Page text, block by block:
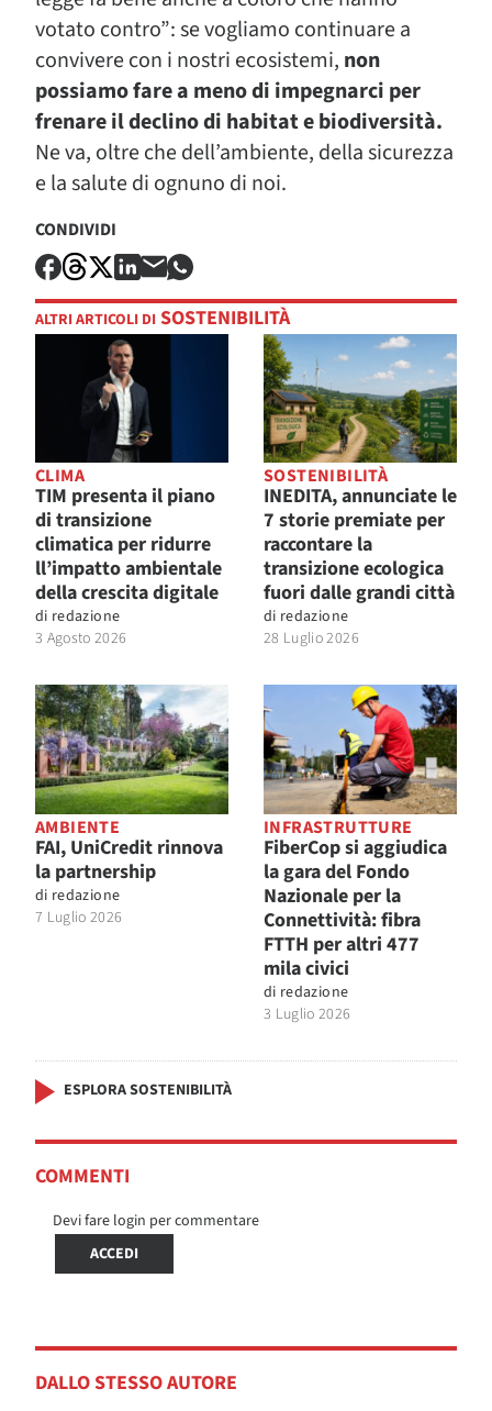
votato contro”: se vogliamo continuare a
convivere con i nostri ecosistemi, non
possiamo fare a meno di impegnarci per
frenare il declino di habitat e biodiversità.
Ne va, oltre che dell’ambiente, della sicurezza
e la salute di ognuno di noi.
CONDIVIDI
ALTRI ARTICOLI DI SOSTENIBILITÀ
CLIMA
TIM presenta il piano
di transizione
climatica per ridurre
ll’impatto ambientale
della crescita digitale
di redazione
3 Agosto 2026
SOSTENIBILITÀ
INEDITA, annunciate le
7 storie premiate per
raccontare la
transizione ecologica
fuori dalle grandi città
di redazione
28 Luglio 2026
AMBIENTE
FAI, UniCredit rinnova
la partnership
di redazione
7 Luglio 2026
INFRASTRUTTURE
FiberCop si aggiudica
la gara del Fondo
Nazionale per la
Connettività: fibra
FTTH per altri 477
mila civici
di redazione
3 Luglio 2026
ESPLORA SOSTENIBILITÀ
COMMENTI
Devi fare login per commentare
ACCEDI
DALLO STESSO AUTORE